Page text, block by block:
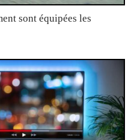
sont équipées les